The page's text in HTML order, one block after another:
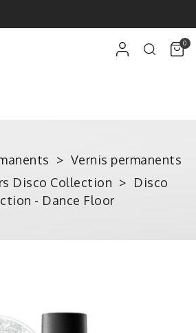
0
Vernis permanents
Disco Collection
Disco
- Dance Floor